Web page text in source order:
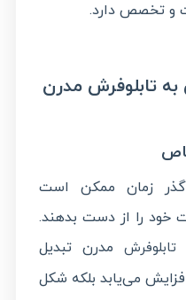
و تخصص دارد.
تابلوفرش مدرن
زمان ممکن است
خود را از دست بدهند.
تابلوفرشمدرن تبدیل
می‌یابد بلکه شکل